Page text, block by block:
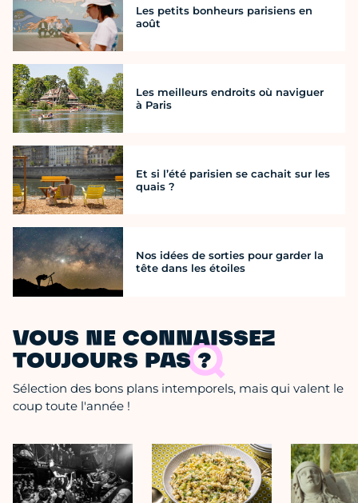
Les petits bonheurs parisiens en
août
Les meilleurs endroits où naviguer
à Paris
Et si l’été parisien se cachait sur les
quais ?
Nos idées de sorties pour garder la
tête dans les étoiles
VOUS NE CONNAISSEZ
TOUJOURS PAS ?
Sélection des bons plans intemporels, mais qui valent le
coup toute l'année !